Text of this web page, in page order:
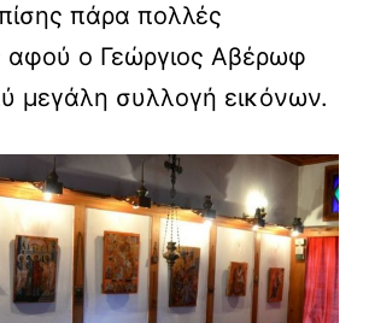
πάρα πολλές
αφού ο Γεώργιος Αβέρωφ
μεγάλη συλλογή εικόνων.